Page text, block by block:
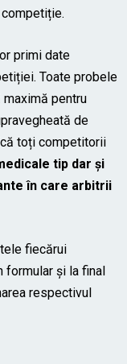
primi date
Toate probele
pentru
de
toți competitorii
tip dar și
în care arbitrii
fiecărui
formular și la final
respectivul